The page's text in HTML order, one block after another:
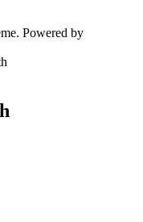
Powered by